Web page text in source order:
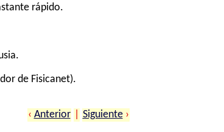
rápido.
de Fisicanet).
‹ Anterior Siguiente ›